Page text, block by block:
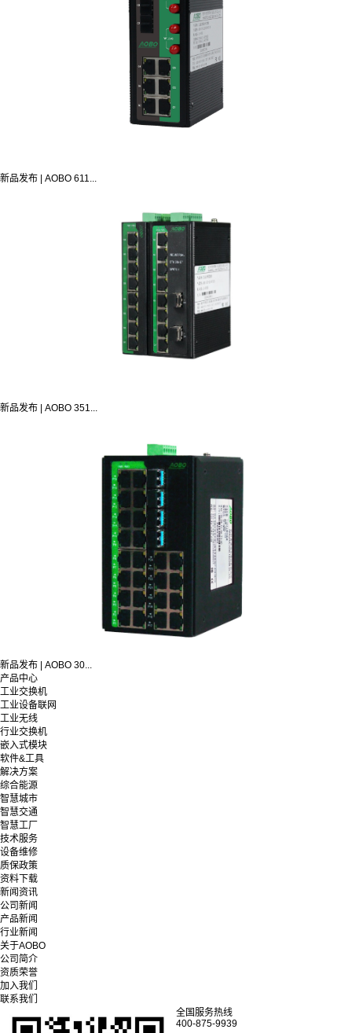
新品发布 | AOBO 611...
新品发布 | AOBO 351...
新品发布 | AOBO 30...
产品中心
工业交换机
工业设备联网
工业无线
行业交换机
嵌入式模块
软件&工具
解决方案
综合能源
智慧城市
智慧交通
智慧工厂
技术服务
设备维修
质保政策
资料下载
新闻资讯
公司新闻
产品新闻
行业新闻
关于AOBO
公司简介
资质荣誉
加入我们
联系我们
全国服务热线
400-875-9939